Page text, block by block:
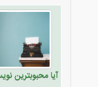
آیا محبوبترین